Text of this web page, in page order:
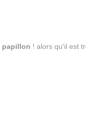
papillon ! alors qu'il est